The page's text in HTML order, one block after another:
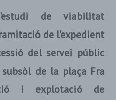
de viabilitat
de l'expedient
del servei públic
de la plaça Fra
i explotació de